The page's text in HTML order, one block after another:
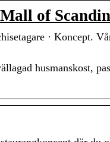
of
· Koncept.
husmanskost,